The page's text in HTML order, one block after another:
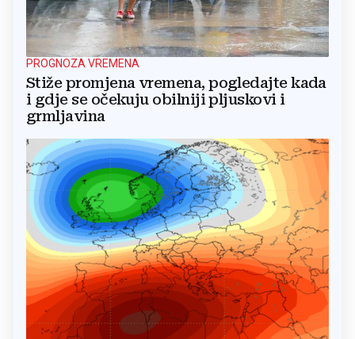
PROGNOZA VREMENA
Stiže promjena vremena, pogledajte kada
i gdje se očekuju obilniji pljuskovi i
grmljavina